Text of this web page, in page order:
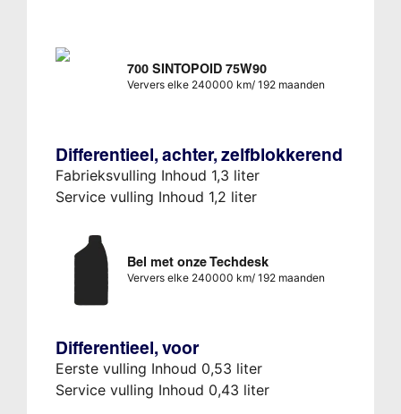
700 SINTOPOID 75W90
Ververs elke 240000 km/ 192 maanden
Differentieel, achter, zelfblokkerend
Fabrieksvulling Inhoud 1,3 liter
Service vulling Inhoud 1,2 liter
Bel met onze Techdesk
Ververs elke 240000 km/ 192 maanden
Differentieel, voor
Eerste vulling Inhoud 0,53 liter
Service vulling Inhoud 0,43 liter